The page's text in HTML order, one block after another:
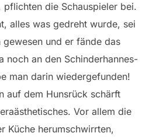
pflichten die Schauspieler bei.
alles was gedreht wurde, sei
gewesen und er fände das
noch an den Schinderhannes-
man darin wiedergefunden!
auf dem Hunsrück schärft
Vor allem die
Küche herumschwirrten,